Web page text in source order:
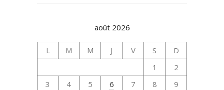
août 2026
L M M J V S
D
1
2
3
4 5 6 7 8
9